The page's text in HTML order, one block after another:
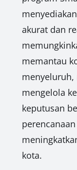
akurat dan
memantau
menyeluruh,
mengelola
keputusan
kota.